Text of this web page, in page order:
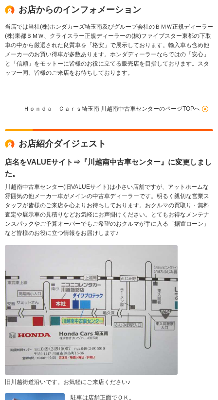
お店からのインフォメーション
当店では当社(株)ホンダカーズ埼玉南及びグループ会社のＢＭＷ正規ディーラー
(株)東都ＢＭＷ、クライスラー正規ディーラーの(株)ファイブスター東都の下取
車の中から厳選された良質車を「格安」で展示しております。輸入車も含め他
メーカーのお買い得車が多数あります。ホンダディーラーならではの「安心」
と「信頼」をモットーに皆様のお役に立てる販売店を目指しております。スタ
ッフ一同、皆様のご来店をお待ちしております。
Ｈｏｎｄａ Ｃａｒｓ埼玉南 川越南中古車センターのページTOPへ
お店紹介ダイジェスト
店名をVALUEサイト⇒『川越南中古車センター』に変更しまし
た。
川越南中古車センター(旧VALUEサイト)は小さい店舗ですが、アットホームな
雰囲気の他メーカー車がメインの中古車ディーラーです。明るく親切な営業ス
タッフが皆様のご来店を心よりお待ちしております。おクルマの買取り・無料
査定や展示車の見積りなどお気軽にお声掛けください。とてもお得なメンテナ
ンスパックやご予算オーバーでもご希望のおクルマが手に入る「据置ローン」
など皆様のお役に立つ情報をお届けします♪
旧川越街道沿いです。お気軽にご来店ください♪
駐車は店舗正面でＯＫ。